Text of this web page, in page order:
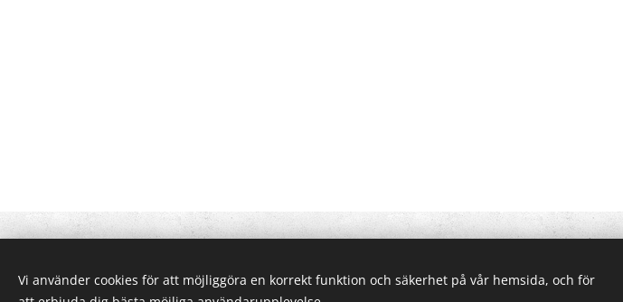
Alunda Brukshundklubb |
Vi använder cookies för att möjliggöra en korrekt funktion och säkerhet på vår hemsida, och för